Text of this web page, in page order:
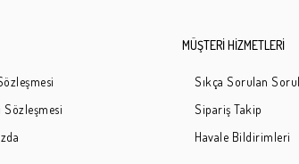
Sözleşmesi
MÜŞTERİ HİZMETLERİ
Sıkça Sorulan
Sipariş Takip
Havale Bildirimleri